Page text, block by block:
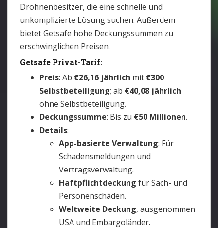
Drohnenbesitzer, die eine schnelle und
unkomplizierte Lösung suchen. Außerdem
bietet Getsafe hohe Deckungssummen zu
erschwinglichen Preisen.
Getsafe Privat-Tarif:
Preis: Ab €26,16 jährlich mit €300
Selbstbeteiligung; ab €40,08 jährlich
ohne Selbstbeteiligung.
Deckungssumme: Bis zu €50 Millionen.
Details:
App-basierte Verwaltung: Für
Schadensmeldungen und
Vertragsverwaltung.
Haftpflichtdeckung für Sach- und
Personenschäden.
Weltweite Deckung, ausgenommen
USA und Embargoländer.